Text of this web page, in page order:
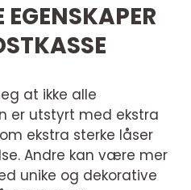
EGENSKAPER
at ikke alle
er utstyrt med ekstra
ekstra sterke låser
Andre kan være mer
unike og dekorative